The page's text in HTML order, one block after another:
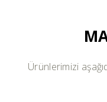
Ürünlerimizi